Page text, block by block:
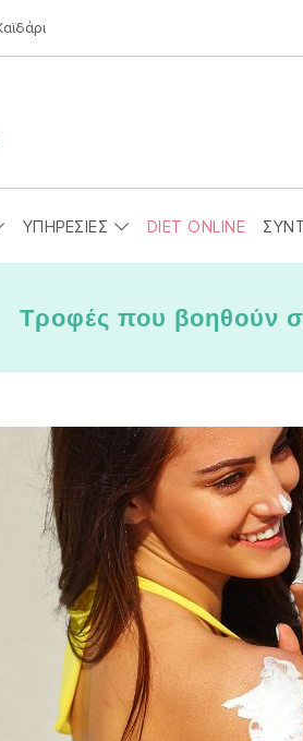
ΥΠΗΡΕΣΙΕΣ DIET ONLINE
Τροφές που βοηθούν